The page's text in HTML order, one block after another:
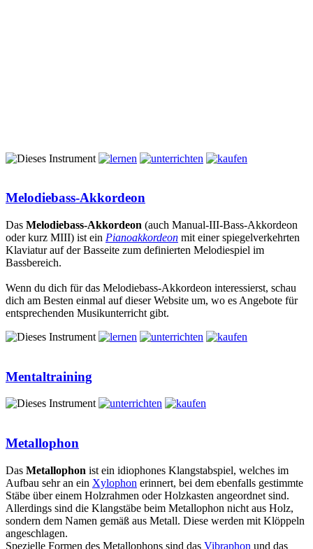
Melodiebass-Akkordeon
Das Melodiebass-Akkordeon (auch Manual-III-Bass-Akkordeon
oder kurz MIII) ist ein Pianoakkordeon mit einer spiegelverkehrten
Klaviatur auf der Basseite zum definierten Melodiespiel im
Bassbereich.
Wenn du dich für das Melodiebass-Akkordeon interessierst, schau
dich am Besten einmal auf dieser Website um, wo es Angebote für
entsprechenden Musikunterricht gibt.
Mentaltraining
Metallophon
Das Metallophon ist ein idiophones Klangstabspiel, welches im
Aufbau sehr an ein Xylophon erinnert, bei dem ebenfalls gestimmte
Stäbe über einem Holzrahmen oder Holzkasten angeordnet sind.
Allerdings sind die Klangstäbe beim Metallophon nicht aus Holz,
sondern dem Namen gemäß aus Metall. Diese werden mit Klöppeln
angeschlagen.
Spezielle Formen des Metallophons sind das Vibraphon und das